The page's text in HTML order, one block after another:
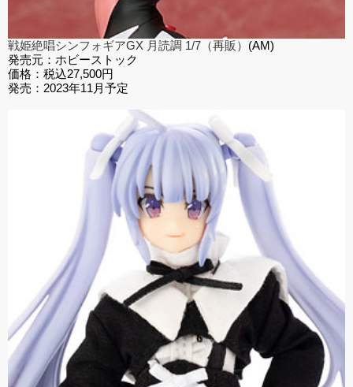
戦姫絶唱シンフォギアGX 月読調 1/7（再販） (AM)
発売元：ホビーストック
価格：税込27,500円
発売：2023年11月予定